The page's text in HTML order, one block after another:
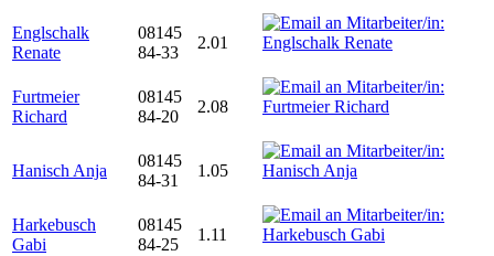
Englschalk
Renate
08145
84-33
2.01
Furtmeier
Richard
08145
84-20
2.08
Hanisch Anja
08145
84-31
1.05
Harkebusch
Gabi
08145
84-25
1.11